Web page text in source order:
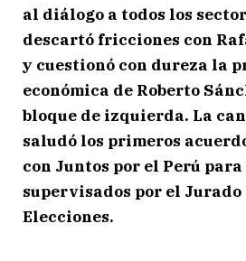
al diálogo a todos los
descartó fricciones con
y cuestionó con dureza la
económica de Roberto
bloque de izquierda. La
saludó los primeros
con Juntos por el Perú para
supervisados por el
Elecciones.